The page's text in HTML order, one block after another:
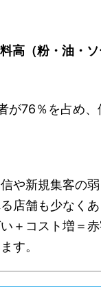
高（粉・油・
が76％を占め、
や新規集客の
店舗も少なく
＋コスト増＝
す。